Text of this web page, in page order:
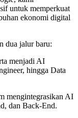
untuk memperkuat
ekonomi digital
dua jalur baru:
menjadi AI
hingga Data
mengintegrasikan AI
dan Back-End.